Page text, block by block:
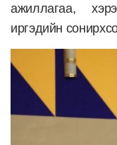
ажиллагаа,
иргэдийн